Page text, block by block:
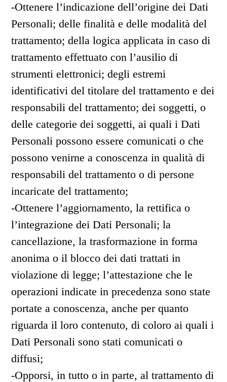
-Ottenere l’indicazione dell’origine dei Dati
Personali; delle finalità e delle modalità del
trattamento; della logica applicata in caso di
trattamento effettuato con l’ausilio di
strumenti elettronici; degli estremi
identificativi del titolare del trattamento e dei
responsabili del trattamento; dei soggetti, o
delle categorie dei soggetti, ai quali i Dati
Personali possono essere comunicati o che
possono venirne a conoscenza in qualità di
responsabili del trattamento o di persone
incaricate del trattamento;
-Ottenere l’aggiornamento, la rettifica o
l’integrazione dei Dati Personali; la
cancellazione, la trasformazione in forma
anonima o il blocco dei dati trattati in
violazione di legge; l’attestazione che le
operazioni indicate in precedenza sono state
portate a conoscenza, anche per quanto
riguarda il loro contenuto, di coloro ai quali i
Dati Personali sono stati comunicati o
diffusi;
-Opporsi, in tutto o in parte, al trattamento di